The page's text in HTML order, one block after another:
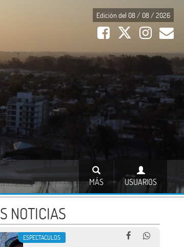
Edición del 08 / 08 / 2026
USUARIOS
MÁS
NOTICIAS
ESPECTACULOS